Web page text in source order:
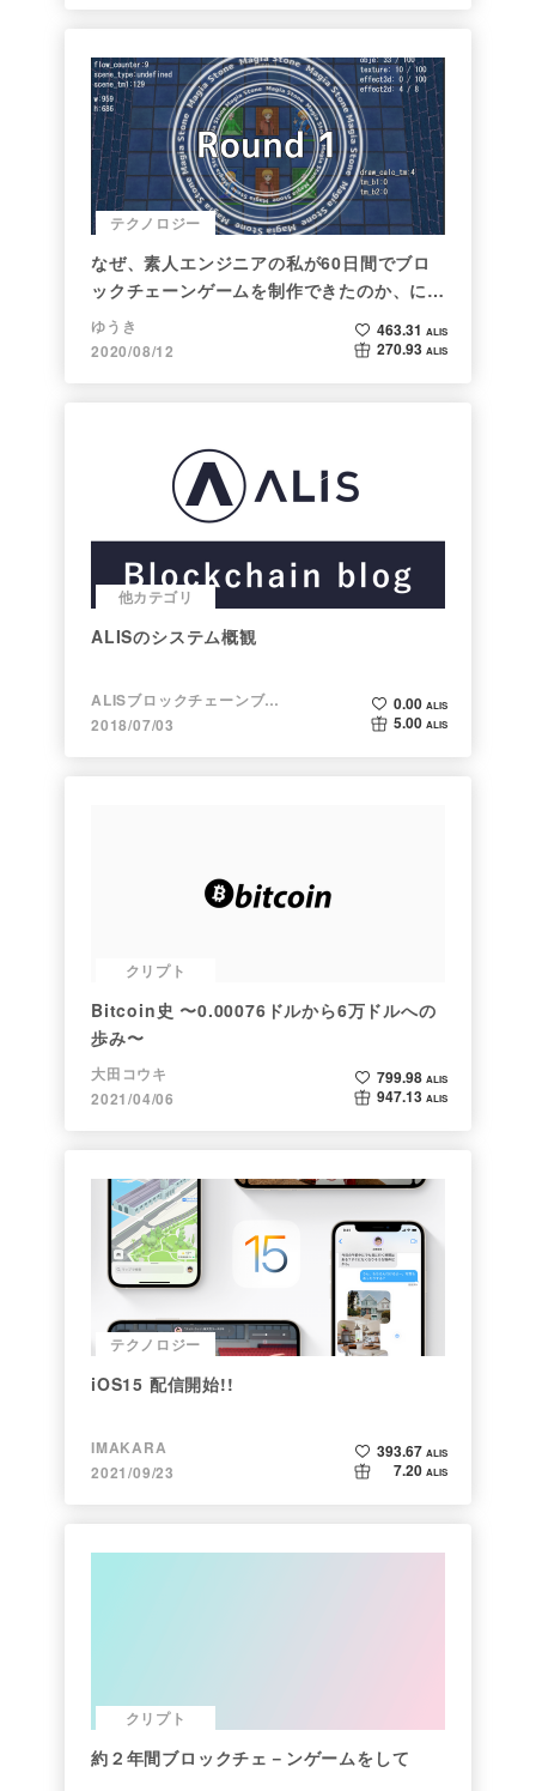
テクノロジー
なぜ、素人エンジニアの私が60日間でブロ
ックチェーンゲームを制作できたのか、につ
いて語ってみた
ゆうき
2020/08/12
463.31 ALIS
270.93 ALIS
他カテゴリ
ALISのシステム概観
ALISブロックチェーンブログ
2018/07/03
0.00 ALIS
5.00 ALIS
クリプト
Bitcoin史 〜0.00076ドルから6万ドルへの
歩み〜
大田コウキ
2021/04/06
799.98 ALIS
947.13 ALIS
テクノロジー
iOS15 配信開始!!
IMAKARA
2021/09/23
393.67 ALIS
7.20 ALIS
クリプト
約２年間ブロックチェ－ンゲームをして